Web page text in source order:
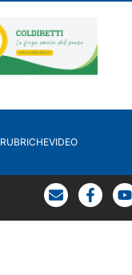
RUBRICHEVIDEO